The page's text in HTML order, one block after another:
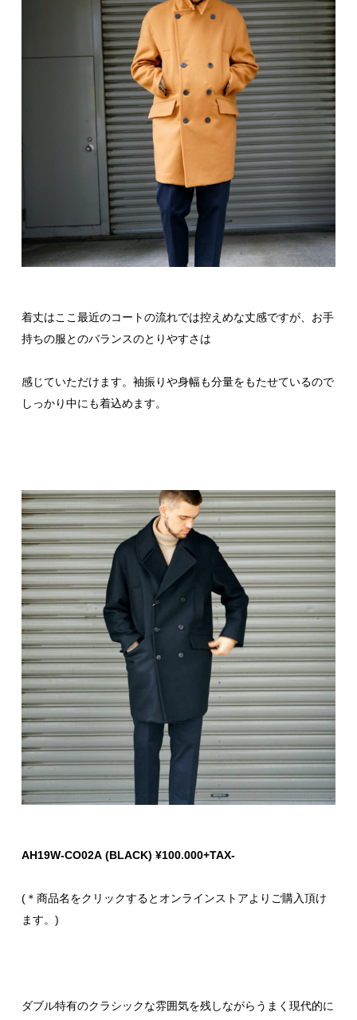
着丈はここ最近のコートの流れでは控えめな丈感ですが、お手
持ちの服とのバランスのとりやすさは
感じていただけます。袖振りや身幅も分量をもたせているので
しっかり中にも着込めます。
AH19W-CO02A (BLACK) ¥100.000+TAX-
(＊商品名をクリックするとオンラインストアよりご購入頂け
ます。)
ダブル特有のクラシックな雰囲気を残しながらうまく現代的に